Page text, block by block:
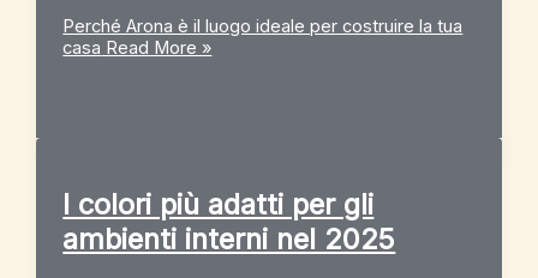
Perché Arona è il luogo ideale per costruire la tua
casa Read More »
I colori più adatti per gli
ambienti interni nel 2025